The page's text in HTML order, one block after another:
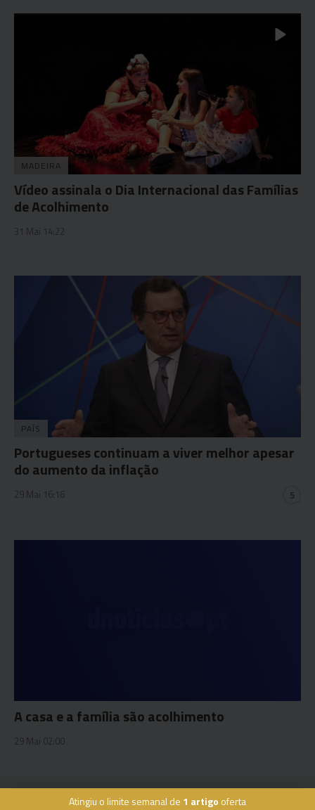
Atingiu o limite semanal de 1 artigo oferta
MADEIRA
Vídeo assinala o Dia Internacional das Famílias
de Acolhimento
31 Mai 14:22
PAÍS
Portugueses continuam a viver melhor apesar
do aumento da inflação
29 Mai 16:16 5
A casa e a família são acolhimento
29 Mai 02:00